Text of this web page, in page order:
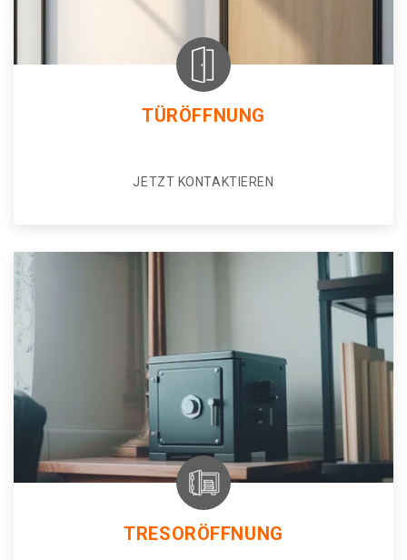
TÜRÖFFNUNG
JETZT KONTAKTIEREN
TRESORÖFFNUNG